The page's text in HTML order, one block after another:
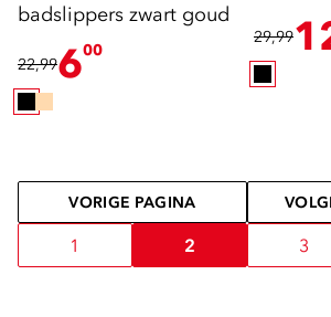
badslippers zwart goud
22,99600
29,99
VORIGE PAGINA
1 2 3